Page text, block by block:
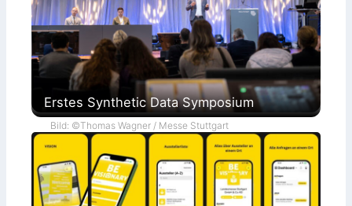
Erstes Synthetic Data Symposium
Bild: ©Thomas Wagner / Messe Stuttgart